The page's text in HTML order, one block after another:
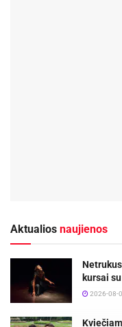
Aktualios naujienos
kursai
2026-08-